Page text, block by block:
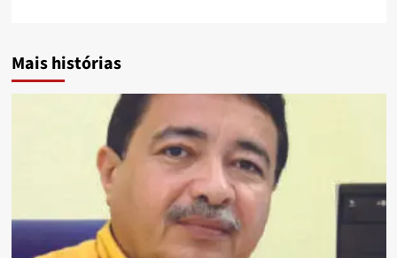
Mais histórias